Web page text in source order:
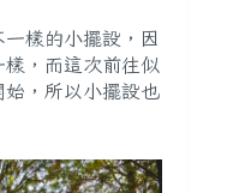
樣的小擺設，因
，而這次前往似
，所以小擺設也